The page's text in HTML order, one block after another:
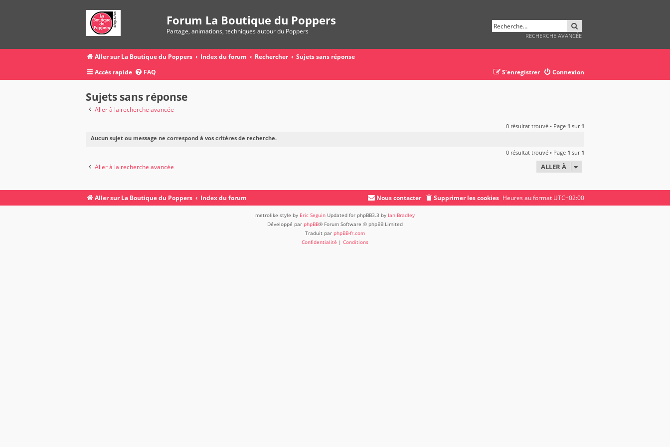
Forum La Boutique du Poppers
Partage, animations, techniques autour du Poppers
RECHERCHE AVANCÉE
Aller sur La Boutique du Poppers Index du forum Rechercher
Sujets sans réponse
Accès rapide
FAQ Connexion
S’enregistrer
Sujets sans réponse
Aller à la recherche avancée
0 résultat trouvé • Page 1 sur 1
Aucun sujet ou message ne correspond à vos critères de recherche.
0 résultat trouvé • Page 1 sur 1
Aller à la recherche avancée ALLER À
Aller sur La Boutique du Poppers Index du forum Heures au format UTC+02:00
Supprimer les cookies
Nous contacter
metrolike style by Eric Seguin Updated for phpBB3.3 by Ian Bradley
Développé par phpBB® Forum Software © phpBB Limited
Traduit par phpBB-fr.com
Confidentialité | Conditions